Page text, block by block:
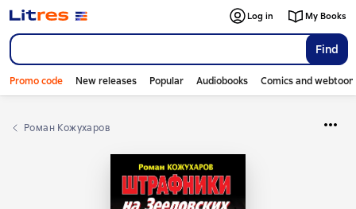
Find
Log in My Books
Promo code New releases Popular Audiobooks Comics and
Роман Кожухаров